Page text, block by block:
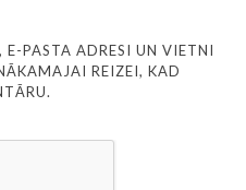
PASTA ADRESI UN VIETNI
REIZEI, KAD